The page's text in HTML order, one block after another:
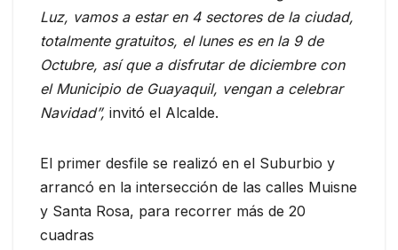
Luz, vamos a estar en 4 sectores de la ciudad,
totalmente gratuitos, el lunes es en la 9 de
Octubre, así que a disfrutar de diciembre con
el Municipio de Guayaquil, vengan a celebrar
Navidad”, invitó el Alcalde.
El primer desfile se realizó en el Suburbio y
arrancó en la intersección de las calles Muisne
y Santa Rosa, para recorrer más de 20
cuadras